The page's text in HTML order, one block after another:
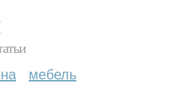
мебель